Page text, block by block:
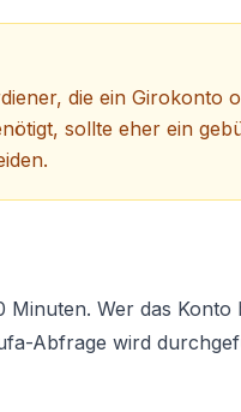
die ein Girokonto
sollte eher ein
Wer das
Abfrage wird